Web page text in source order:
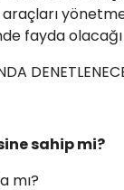
fayda
sahip mi?
mı?